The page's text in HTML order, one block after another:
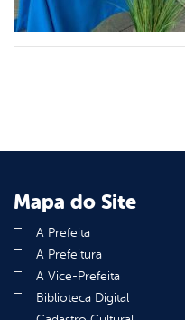
Mapa do Site
A Prefeita
A Prefeitura
A Vice-Prefeita
Biblioteca Digital